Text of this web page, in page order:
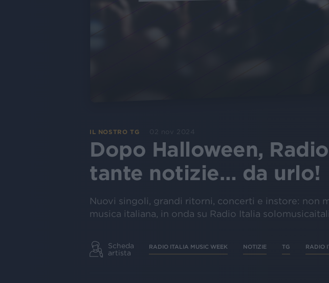
IL NOSTRO TG 02 nov 2024
Dopo Halloween,
tante notizie… da urlo!
Nuovi singoli, grandi ritorni, concerti e instore: non
musica italiana, in onda su Radio Italia
Scheda
artista
RADIO ITALIA MUSIC WEEK NOTIZIE TG RADIO